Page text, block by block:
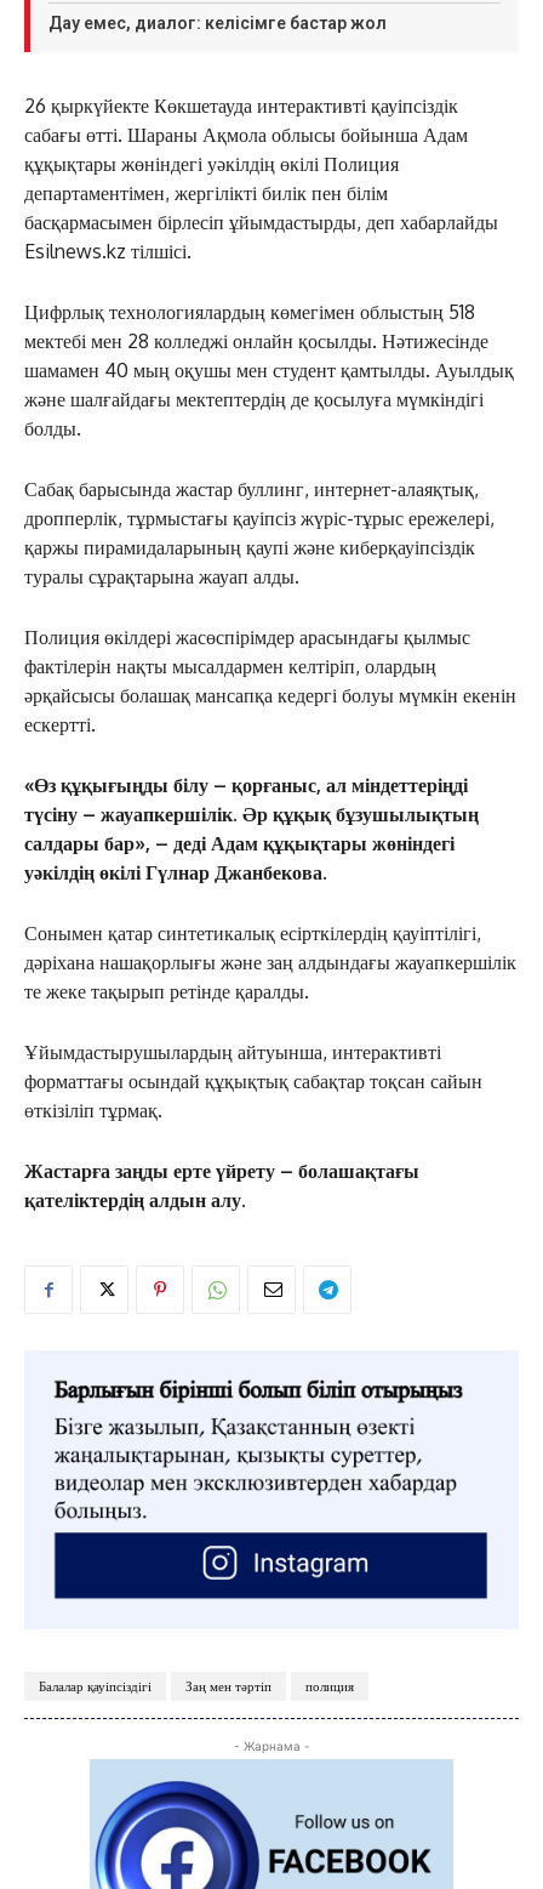
Дау емес, диалог: келісімге бастар жол
26 қыркүйекте Көкшетауда интерактивті қауіпсіздік
сабағы өтті. Шараны Ақмола облысы бойынша Адам
құқықтары жөніндегі уәкілдің өкілі Полиция
департаментімен, жергілікті билік пен білім
басқармасымен бірлесіп ұйымдастырды, деп хабарлайды
Esilnews.kz тілшісі.
Цифрлық технологиялардың көмегімен облыстың 518
мектебі мен 28 колледжі онлайн қосылды. Нәтижесінде
шамамен 40 мың оқушы мен студент қамтылды. Ауылдық
және шалғайдағы мектептердің де қосылуға мүмкіндігі
болды.
Сабақ барысында жастар буллинг, интернет-алаяқтық,
дропперлік, тұрмыстағы қауіпсіз жүріс-тұрыс ережелері,
қаржы пирамидаларының қаупі және киберқауіпсіздік
туралы сұрақтарына жауап алды.
Полиция өкілдері жасөспірімдер арасындағы қылмыс
фактілерін нақты мысалдармен келтіріп, олардың
әрқайсысы болашақ мансапқа кедергі болуы мүмкін екенін
ескертті.
«Өз құқығыңды білу – қорғаныс, ал міндеттеріңді
түсіну – жауапкершілік. Әр құқық бұзушылықтың
салдары бар», – деді Адам құқықтары жөніндегі
уәкілдің өкілі Гүлнар Джанбекова.
Сонымен қатар синтетикалық есірткілердің қауіптілігі,
дәріхана нашақорлығы және заң алдындағы жауапкершілік
те жеке тақырып ретінде қаралды.
Ұйымдастырушылардың айтуынша, интерактивті
форматтағы осындай құқықтық сабақтар тоқсан сайын
өткізіліп тұрмақ.
Жастарға заңды ерте үйрету – болашақтағы
қателіктердің алдын алу.
Балалар қауіпсіздігі Заң мен тәртіп полиция
- Жарнама -